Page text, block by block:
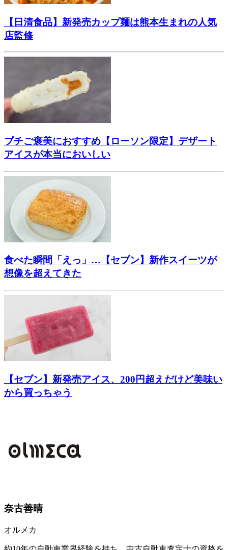
【日清食品】新発売カップ麺は熊本生まれの人気
店監修
プチご褒美におすすめ【ローソン限定】デザート
アイスが本当においしい
食べた瞬間「えっ」…【セブン】新作スイーツが
想像を超えてきた
【セブン】新発売アイス、200円超えだけど美味い
から買っちゃう
奈古善晴
オルメカ